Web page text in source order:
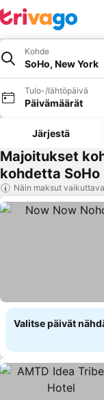
Kohde
SoHo, New York
Tulo-/lähtöpäivä
Päivämäärät
Järjestä
Majoitukset
kohdetta SoHo
Näin maksut
Valitse päivät